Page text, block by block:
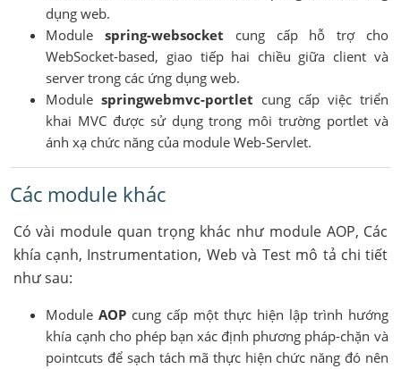
dụng web.
Modulespring-websocket cung cấp hỗ trợ cho
WebSocket-based, giao tiếp hai chiều giữa client và
server trong các ứng dụng web.
Modulespringwebmvc-portlet cung cấp việc triển
khai MVC được sử dụng trong môi trường portlet và
ánh xạ chức năng của module Web-Servlet.
Các module khác
Có vài module quan trọng khác như module AOP, Các
khía cạnh, Instrumentation, Web và Test mô tả chi tiết
như sau:
ModuleAOP cung cấp một thực hiện lập trình hướng
khía cạnh cho phép bạn xác định phương pháp-chặn và
pointcuts để sạch tách mã thực hiện chức năng đó nên